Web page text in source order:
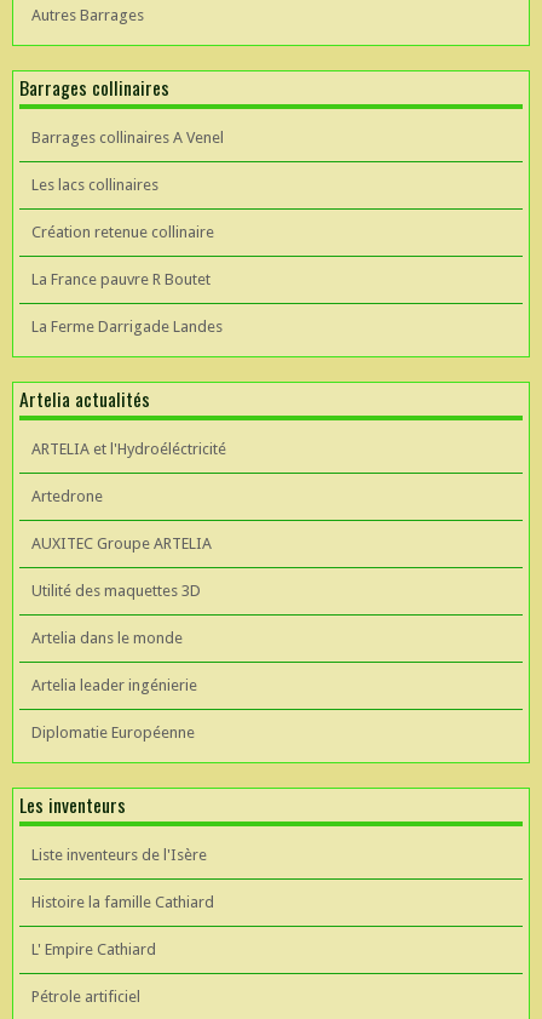
Autres Barrages
Barrages collinaires
Barrages collinaires A Venel
Les lacs collinaires
Création retenue collinaire
La France pauvre R Boutet
La Ferme Darrigade Landes
Artelia actualités
ARTELIA et l'Hydroéléctricité
Artedrone
AUXITEC Groupe ARTELIA
Utilité des maquettes 3D
Artelia dans le monde
Artelia leader ingénierie
Diplomatie Européenne
Les inventeurs
Liste inventeurs de l'Isère
Histoire la famille Cathiard
L' Empire Cathiard
Pétrole artificiel